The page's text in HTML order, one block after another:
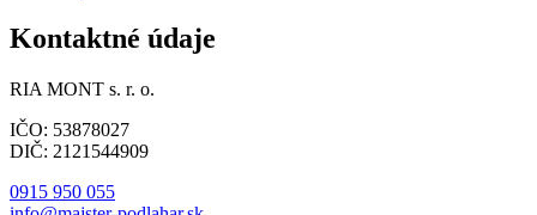
Kontaktné údaje
RIA MONT s. r. o.
IČO: 53878027
DIČ: 2121544909
0915 950 055